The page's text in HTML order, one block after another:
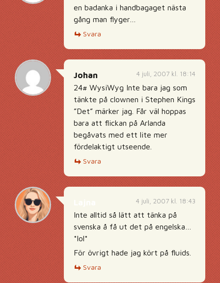
en badanka i handbagaget nästa
gång man flyger…
Svara
4 juli, 2007 kl. 18:14
Johan
24# WysiWyg Inte bara jag som
tänkte på clownen i Stephen Kings
”Det” märker jag. Får väl hoppas
bara att flickan på Arlanda
begåvats med ett lite mer
fördelaktigt utseende.
Svara
4 juli, 2007 kl. 18:43
Inte alltid så lätt att tänka på
svenska å få ut det på engelska…
*lol*
För övrigt hade jag kört på fluids.
Svara